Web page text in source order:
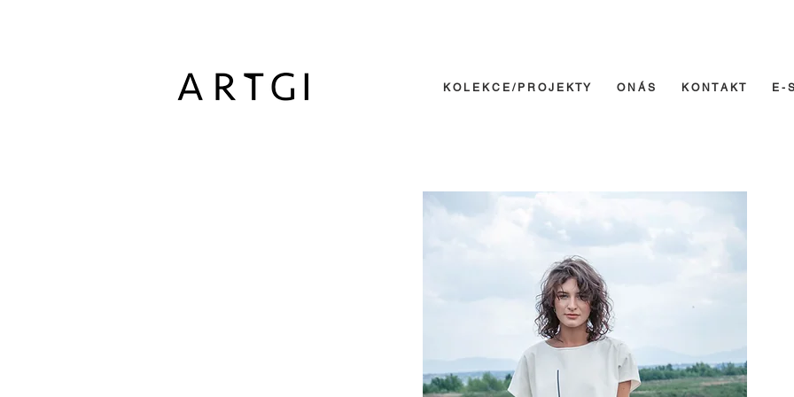
K O L E K C E / P R O J E K T Y O N Á S K O N T A K T E -